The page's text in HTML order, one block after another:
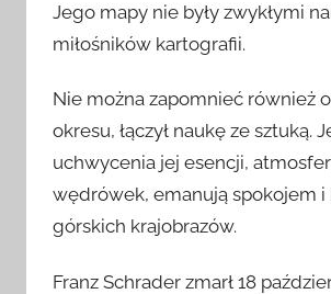
Jego mapy nie były zwykłymi
miłośników kartografii.
Nie można zapomnieć również
okresu, łączył naukę ze
uchwycenia jej esencji,
wędrówek, emanują spokojem
górskich krajobrazów.
Franz Schrader zmarł 18